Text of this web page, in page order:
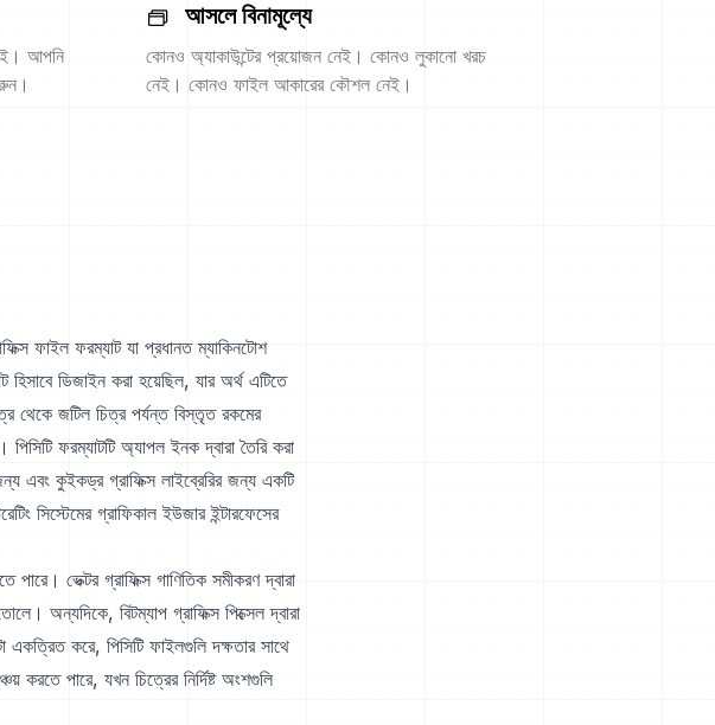
আপনি
আসলে বিনামূল্যে
কোনও অ্যাকাউন্টের প্রয়োজন নেই। কোনও লুকানো খরচ
নেই। কোনও ফাইল আকারের কৌশল নেই।
ফাইল ফরম্যাট যা প্রধানত ম্যাকিনটোশ
ডিজাইন করা হয়েছিল, যার অর্থ এটিতে
থেকে জটিল চিত্র পর্যন্ত বিস্তৃত রকমের
ফরম্যাটটি অ্যাপল ইনক দ্বারা তৈরি করা
এবং কুইকড্র গ্রাফিক্স লাইব্রেরির জন্য একটি
সিস্টেমের গ্রাফিকাল ইউজার ইন্টারফেসের
ভেক্টর গ্রাফিক্স গাণিতিক সমীকরণ দ্বারা
অন্যদিকে, বিটম্যাপ গ্রাফিক্স পিক্সেল দ্বারা
করে, পিসিটি ফাইলগুলি দক্ষতার সাথে
করতে পারে, যখন চিত্রের নির্দিষ্ট অংশগুলি